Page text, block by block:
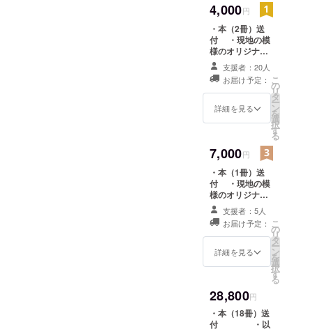
（有）YMト
レーディン
グ
代表取
締役
Jebel Al
Free Zone
YTME
Co.,Ltd. 代表
取締役
2008年
～ 株
式会社
PHILIA（フ
ア）
4,000円
・本（2冊）送
付 ・現地の模
様のオリジナル
ポストカード（4
枚）支援者：20人
お届け予定：
詳細を見る
こ
の
リ
タ
ー
ン
を
選
択
す
る
7,000円
・本（1冊）送
付 ・現地の模
様のオリジナル
ポストカード（4
枚） ・半ページ
分の文章掲載
支援者：5人
お届け予定：
詳細を見る
こ
の
リ
タ
ー
ン
を
選
択
す
る
28,800円
・本（18冊）送
付 ・以